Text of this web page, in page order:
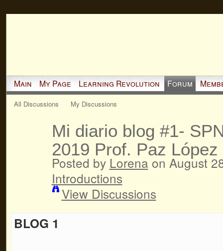
Main My Page Learning Revolution Forum
All Discussions My Discussions
Mi diario blog #1-
2019 Prof. Paz López
Posted by Lorena on August
Introductions
View Discussions
BLOG 1